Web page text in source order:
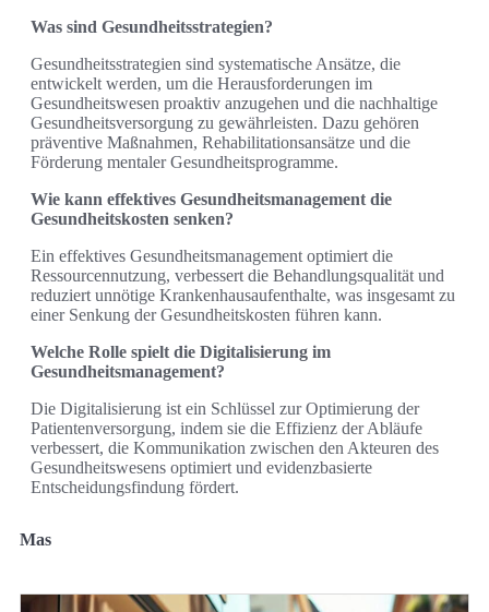
Was sind Gesundheitsstrategien?
Gesundheitsstrategien sind systematische Ansätze, die
entwickelt werden, um die Herausforderungen im
Gesundheitswesen proaktiv anzugehen und die nachhaltige
Gesundheitsversorgung zu gewährleisten. Dazu gehören
präventive Maßnahmen, Rehabilitationsansätze und die
Förderung mentaler Gesundheitsprogramme.
Wie kann effektives Gesundheitsmanagement die
Gesundheitskosten senken?
Ein effektives Gesundheitsmanagement optimiert die
Ressourcennutzung, verbessert die Behandlungsqualität und
reduziert unnötige Krankenhausaufenthalte, was insgesamt zu
einer Senkung der Gesundheitskosten führen kann.
Welche Rolle spielt die Digitalisierung im
Gesundheitsmanagement?
Die Digitalisierung ist ein Schlüssel zur Optimierung der
Patientenversorgung, indem sie die Effizienz der Abläufe
verbessert, die Kommunikation zwischen den Akteuren des
Gesundheitswesens optimiert und evidenzbasierte
Entscheidungsfindung fördert.
Mas